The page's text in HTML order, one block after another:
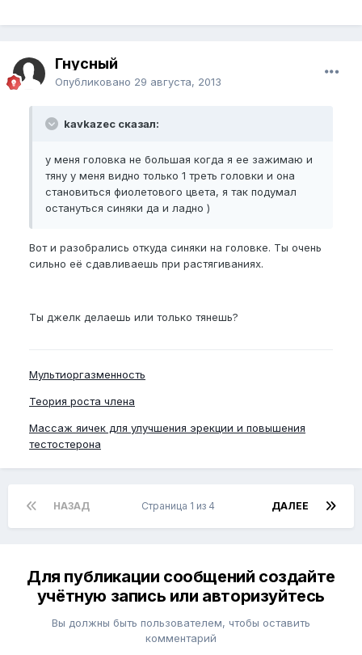
Гнусный
Опубликовано 29 августа, 2013
kavkazec сказал:
у меня головка не большая когда я ее зажимаю и
тяну у меня видно только 1 треть головки и она
становиться фиолетового цвета, я так подумал
остануться синяки да и ладно )
Вот и разобрались откуда синяки на головке. Ты очень
сильно её сдавливаешь при растягиваниях.
Ты джелк делаешь или только тянешь?
Мультиоргазменность
Теория роста члена
Массаж яичек для улучшения эрекции и повышения
тестостерона
НАЗАД ДАЛЕЕ
Страница 1 из 4
Для публикации сообщений создайте
учётную запись или авторизуйтесь
Вы должны быть пользователем, чтобы оставить
комментарий